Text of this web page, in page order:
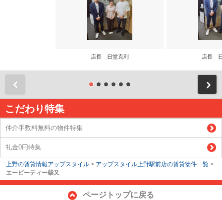
店長 日堂克利 店長
こだわり特集
仲介手数料無料の物件特集
礼金0円特集
上野の賃貸情報アップスタイル > アップスタイル上野駅前店の賃貸物件一覧 >
エーピーティー柴又
ページトップに戻る